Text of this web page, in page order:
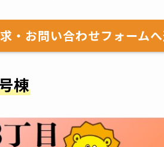
・お問い合わせフォーム
棟